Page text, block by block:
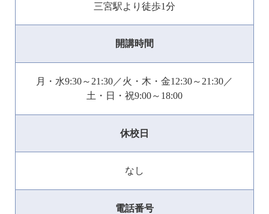
三宮駅より徒歩1分
開講時間
月・水9:30～21:30／火・木・金12:30～21:30／
土・日・祝9:00～18:00
休校日
なし
電話番号